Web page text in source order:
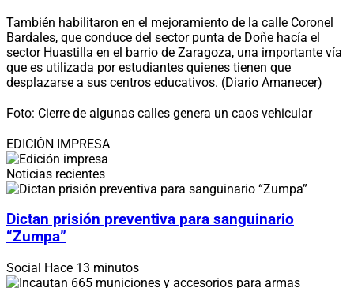
También habilitaron en el mejoramiento de la calle Coronel
Bardales, que conduce del sector punta de Doñe hacía el
sector Huastilla en el barrio de Zaragoza, una importante vía
que es utilizada por estudiantes quienes tienen que
desplazarse a sus centros educativos. (Diario Amanecer)
Foto: Cierre de algunas calles genera un caos vehicular
EDICIÓN IMPRESA
Noticias recientes
Dictan prisión preventiva para sanguinario
“Zumpa”
Social Hace 13 minutos